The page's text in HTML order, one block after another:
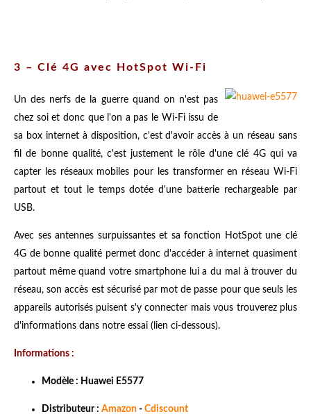
3 – Clé 4G avec HotSpot Wi-Fi
Un des nerfs de la guerre quand on n'est pas
chez soi et donc que l'on a pas le Wi-Fi issu de
sa box internet à disposition, c'est d'avoir accès à un réseau sans
fil de bonne qualité, c'est justement le rôle d'une clé 4G qui va
capter les réseaux mobiles pour les transformer en réseau Wi-Fi
partout et tout le temps dotée d'une batterie rechargeable par
USB.
Avec ses antennes surpuissantes et sa fonction HotSpot une clé
4G de bonne qualité permet donc d'accéder à internet quasiment
partout même quand votre smartphone lui a du mal à trouver du
réseau, son accès est sécurisé par mot de passe pour que seuls les
appareils autorisés puisent s'y connecter mais vous trouverez plus
d'informations dans notre essai (lien ci-dessous).
Informations :
Modèle : Huawei E5577
Distributeur : Amazon - Cdiscount